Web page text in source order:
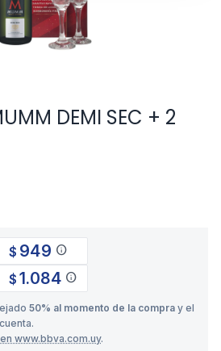
DEMI SEC + 2
$ 949 info
$ 1.084 info
50% al momento de la compra y el
www.bbva.com.uy.